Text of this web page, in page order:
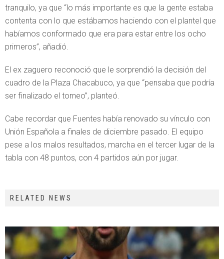
tranquilo, ya que “lo más importante es que la gente estaba
contenta con lo que estábamos haciendo con el plantel que
habíamos conformado que era para estar entre los ocho
primeros”, añadió.
El ex zaguero reconoció que le sorprendió la decisión del
cuadro de la Plaza Chacabuco, ya que “pensaba que podría
ser finalizado el torneo”, planteó.
Cabe recordar que Fuentes había renovado su vínculo con
Unión Española a finales de diciembre pasado. El equipo
pese a los malos resultados, marcha en el tercer lugar de la
tabla con 48 puntos, con 4 partidos aún por jugar.
RELATED NEWS